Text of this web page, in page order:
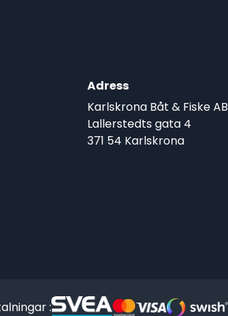
Adress
Karlskrona Båt & Fiske AB
Lallerstedts gata 4
371 54 Karlskrona
: